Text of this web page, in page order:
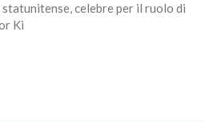
celebre per il ruolo di
Ki